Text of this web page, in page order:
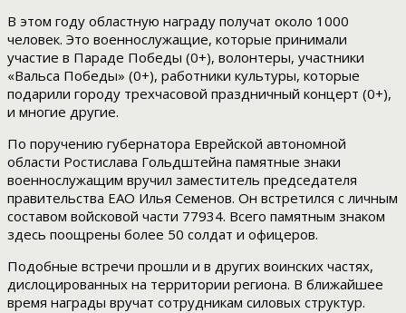
В этом году областную награду получат около 1000
человек. Это военнослужащие, которые принимали
участие в Параде Победы (0+), волонтеры, участники
«Вальса Победы» (0+), работники культуры, которые
подарили городу трехчасовой праздничный концерт (0+),
и многие другие.
По поручению губернатора Еврейской автономной
области Ростислава Гольдштейна памятные знаки
военнослужащим вручил заместитель председателя
правительства ЕАО Илья Семенов. Он встретился с личным
составом войсковой части 77934. Всего памятным знаком
здесь поощрены более 50 солдат и офицеров.
Подобные встречи прошли и в других воинских частях,
дислоцированных на территории региона. В ближайшее
время награды вручат сотрудникам силовых структур.